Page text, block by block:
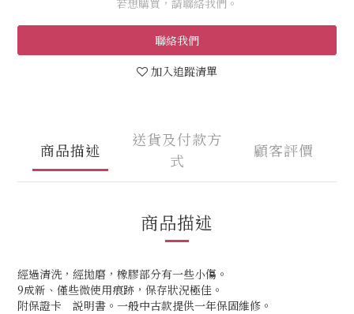
若想購買，請聯絡我們。
聯絡我們
加入追蹤清單
商品描述
送貨及付款方
式
顧客評價
商品描述
經過清洗，經拋磨，橡膠部分有一些小傷。
9成新、僅些微使用痕跡，保存狀況極佳。
附保證卡 説明書。一般中古款提供一年保固維修。